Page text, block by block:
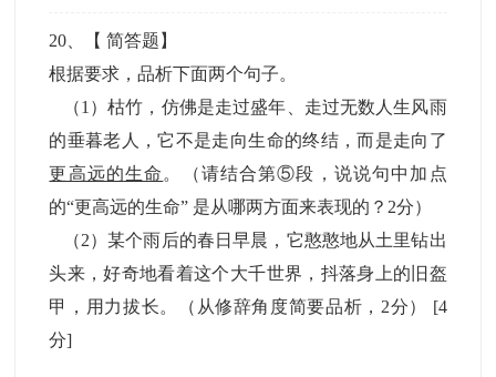
20 、【简答题 】
根据要求，品析下面两个句子。
（1）枯竹，仿佛是走过盛年、走过无数人生风雨
的垂暮老人，它不是走向生命的终结，而是走向了
更高远的生命 。（请结合第⑤段，说说句中加点
的“更高远的生命” 是从哪两方面来表现的？2分）
（2）某个雨后的春日早晨，它憨憨地从土里钻出
头来，好奇地看着这个大千世界，抖落身上的旧盔
甲，用力拔长。（从修辞角度简要品析，2分） [4
分]